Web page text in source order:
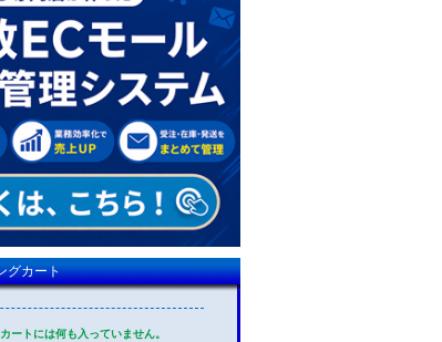
グカート
ートには何も入っていません。